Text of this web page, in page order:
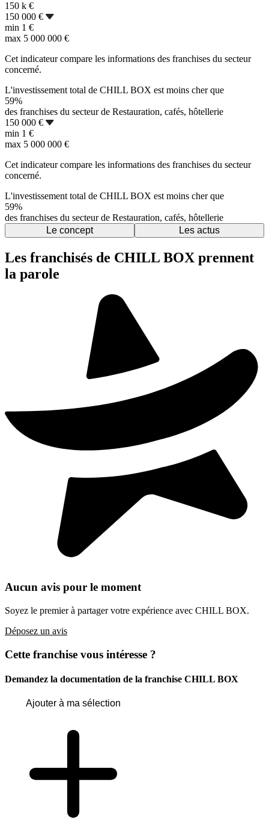
150 k €
150 000 €
min 1 €
max 5 000 000 €
Cet indicateur compare les informations des franchises du secteur
concerné.
L'investissement total de CHILL BOX est moins cher que
59%
des franchises du secteur de Restauration, cafés, hôtellerie
150 000 €
min 1 €
max 5 000 000 €
Cet indicateur compare les informations des franchises du secteur
concerné.
L'investissement total de CHILL BOX est moins cher que
59%
des franchises du secteur de Restauration, cafés, hôtellerie
Le concept
Les actus
Les franchisés de CHILL BOX prennent
la parole
Aucun avis pour le moment
Soyez le premier à partager votre expérience avec CHILL BOX.
Déposez un avis
Cette franchise vous intéresse ?
Demandez la documentation de la franchise CHILL BOX
Ajouter à ma sélection